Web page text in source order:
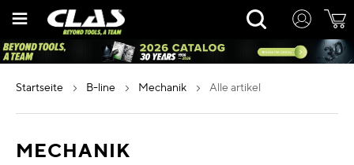
Inhalt
Rechercher
startseite b-line mechanik alle artikel
MECHANIK